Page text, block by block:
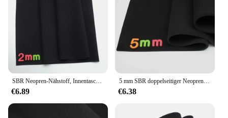
€6.89
5 mm SBR doppelseitiger Neopren-Nähstoff, Neoprenanzug, Laptoptasche, Reisetasche, wasserdichter, winddichter, stoßfester Schutz.
€6.38